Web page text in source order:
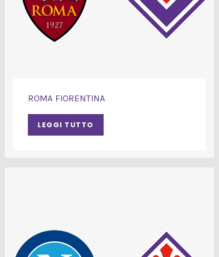
ROMA FIORENTINA
LEGGI TUTTO